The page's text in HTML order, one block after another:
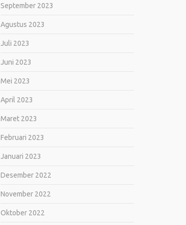
September 2023
Agustus 2023
Juli 2023
Juni 2023
Mei 2023
April 2023
Maret 2023
Februari 2023
Januari 2023
Desember 2022
November 2022
Oktober 2022